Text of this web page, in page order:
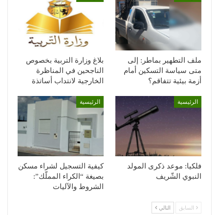
ملف التطهير بماطر: إلى
متى سياسة التسكين أمام
أزمة بيئية تتفاقم؟
بلاغ وزارة التربية بخصوص
الناجحين في المناظرة
الخارجية لانتداب أساتذة
الرئيسية
فلكيا: موعد ذكرى المولد
النبوي الشّريف
الرئيسية
كيفية التسجيل لشراء مسكن
بصيغة “الكراء المملّك”:
الشروط والآليات
السابق التالي